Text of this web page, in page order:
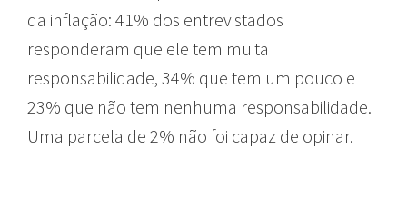
da inflação: 41% dos entrevistados
responderam que ele tem muita
responsabilidade, 34% que tem um pouco e
23% que não tem nenhuma responsabilidade.
Uma parcela de 2% não foi capaz de opinar.